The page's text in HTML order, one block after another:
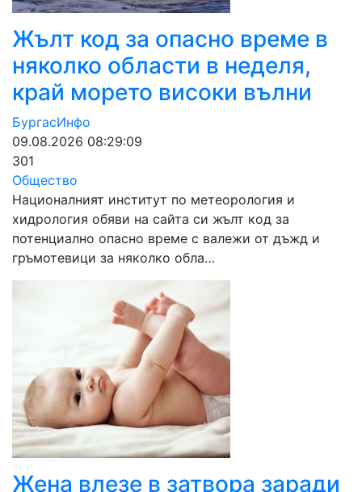
Жълт код за опасно време в
няколко области в неделя,
край морето високи вълни
БургасИнфо
09.08.2026 08:29:09
301
Общество
Националният институт по метеорология и
хидрология обяви на сайта си жълт код за
потенциално опасно време с валежи от дъжд и
гръмотевици за няколко обла…
Жена влезе в затвора заради